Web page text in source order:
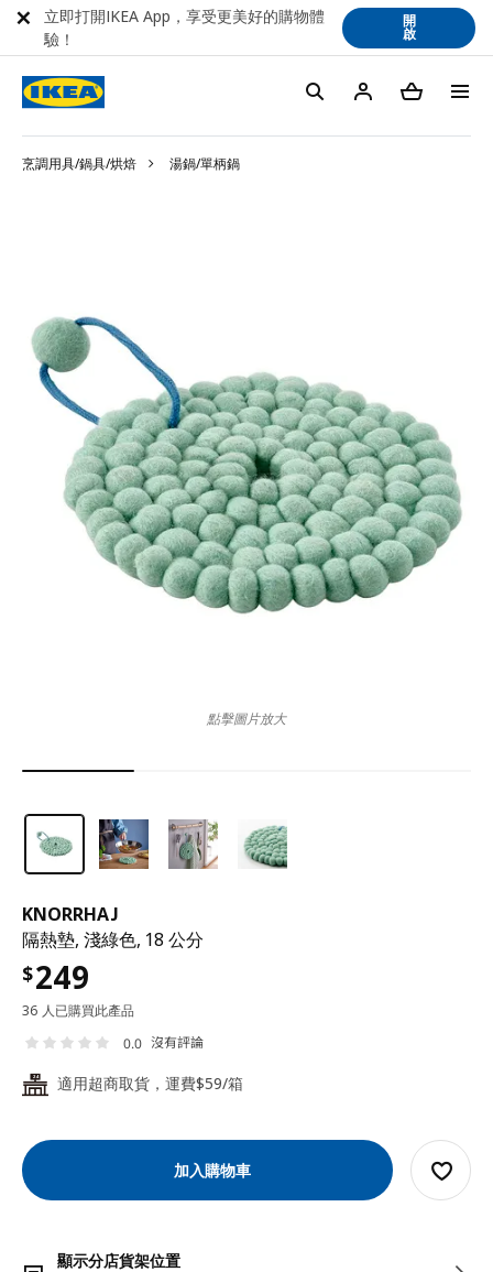
烹調用具/鍋具/烘焙 湯鍋/單柄鍋
KNORRHAJ
隔熱墊, 淺綠色, 18 公分
$249
36 人已購買此產品
0.0 沒有評論
24 適用超商取貨，運費$59/箱
加入購物車
顯示分店貨架位置
點擊圖片放大
立即打開IKEA App，享受更美好的購物體
驗！
開
啟